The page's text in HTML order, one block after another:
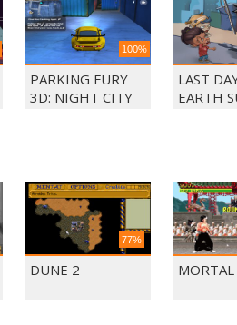
100%
PARKING FURY
3D: NIGHT CITY
LAST
EARTH
77%
DUNE 2